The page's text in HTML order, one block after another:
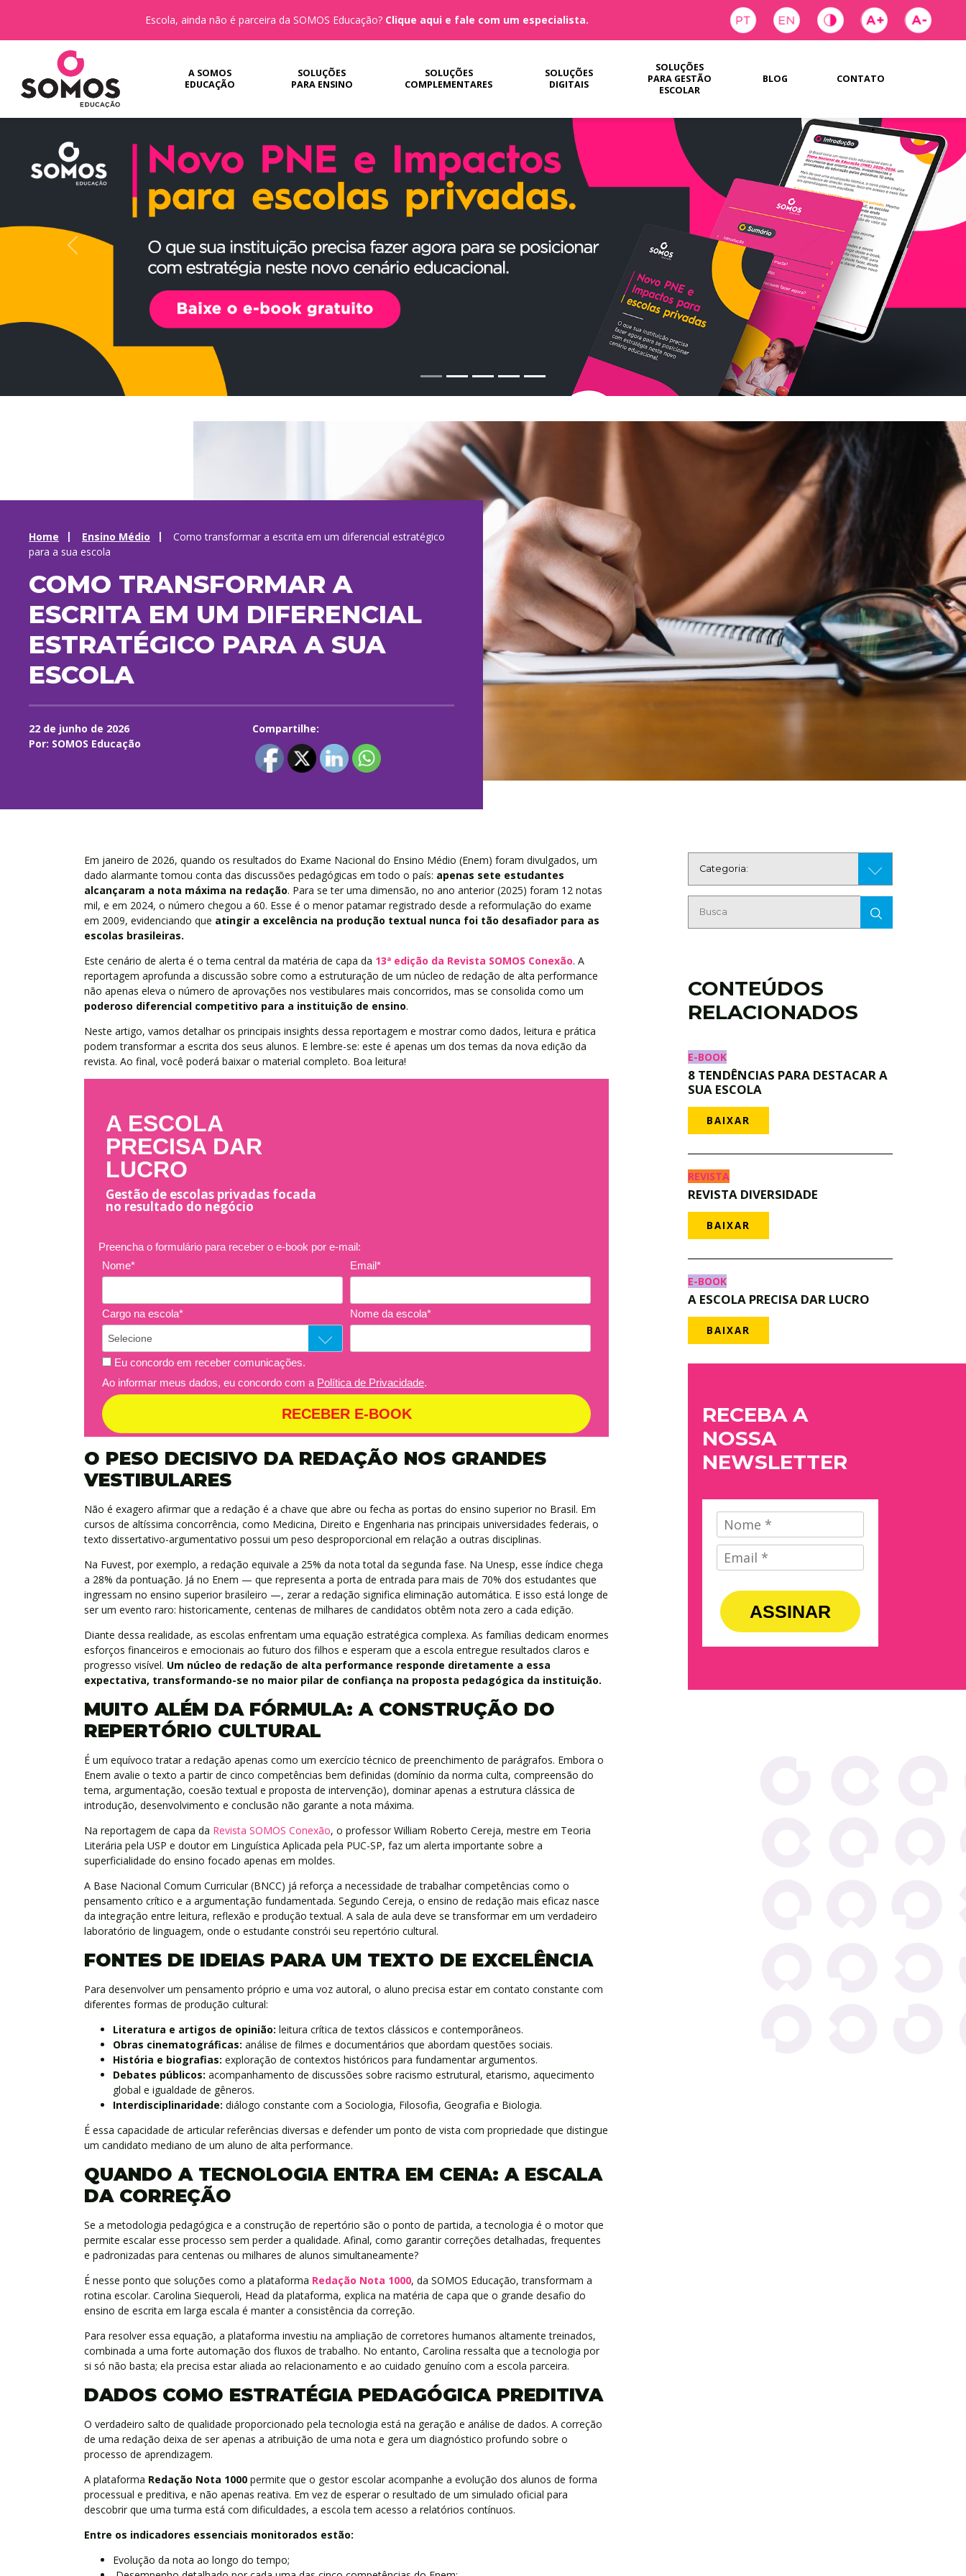
Escola, ainda não é parceira da SOMOS Educação? Clique aqui e fale com um especialista.
A SOMOS
EDUCAÇÃO
SOLUÇÕES
PARA ENSINO
SOLUÇÕES
COMPLEMENTARES
SOLUÇÕES
DIGITAIS
SOLUÇÕES
PARA GESTÃO
ESCOLAR
BLOG CONTATO
Home Ensino Médio
Como transformar a escrita em um diferencial estratégico
para a sua escola
COMO TRANSFORMAR A
ESCRITA EM UM DIFERENCIAL
ESTRATÉGICO PARA A SUA
ESCOLA
22 de junho de 2026
Por: SOMOS Educação
Compartilhe:
Em janeiro de 2026, quando os resultados do Exame Nacional do Ensino Médio (Enem) foram divulgados, um
dado alarmante tomou conta das discussões pedagógicas em todo o país: apenas sete estudantes
alcançaram a nota máxima na redação. Para se ter uma dimensão, no ano anterior (2025) foram 12 notas
mil, e em 2024, o número chegou a 60. Esse é o menor patamar registrado desde a reformulação do exame
em 2009, evidenciando que atingir a excelência na produção textual nunca foi tão desafiador para as
escolas brasileiras.
Este cenário de alerta é o tema central da matéria de capa da 13ª edição da Revista SOMOS Conexão. A
reportagem aprofunda a discussão sobre como a estruturação de um núcleo de redação de alta performance
não apenas eleva o número de aprovações nos vestibulares mais concorridos, mas se consolida como um
poderoso diferencial competitivo para a instituição de ensino.
Neste artigo, vamos detalhar os principais insights dessa reportagem e mostrar como dados, leitura e prática
podem transformar a escrita dos seus alunos. E lembre-se: este é apenas um dos temas da nova edição da
revista. Ao final, você poderá baixar o material completo. Boa leitura!
A ESCOLA
PRECISA DAR
LUCRO
Gestão de escolas privadas focada
no resultado do negócio
Preencha o formulário para receber o e-book por e-mail:
Nome*
Email*
Cargo na escola* Nome da escola*
Eu concordo em receber comunicações.
Ao informar meus dados, eu concordo com a Política de Privacidade.
RECEBER E-BOOK
O PESO DECISIVO DA REDAÇÃO NOS GRANDES
VESTIBULARES
Não é exagero afirmar que a redação é a chave que abre ou fecha as portas do ensino superior no Brasil. Em
cursos de altíssima concorrência, como Medicina, Direito e Engenharia nas principais universidades federais, o
texto dissertativo-argumentativo possui um peso desproporcional em relação a outras disciplinas.
Na Fuvest, por exemplo, a redação equivale a 25% da nota total da segunda fase. Na Unesp, esse índice chega
a 28% da pontuação. Já no Enem — que representa a porta de entrada para mais de 70% dos estudantes que
ingressam no ensino superior brasileiro —, zerar a redação significa eliminação automática. E isso está longe de
ser um evento raro: historicamente, centenas de milhares de candidatos obtêm nota zero a cada edição.
Diante dessa realidade, as escolas enfrentam uma equação estratégica complexa. As famílias dedicam enormes
esforços financeiros e emocionais ao futuro dos filhos e esperam que a escola entregue resultados claros e
progresso visível. Um núcleo de redação de alta performance responde diretamente a essa
expectativa, transformando-se no maior pilar de confiança na proposta pedagógica da instituição.
MUITO ALÉM DA FÓRMULA: A CONSTRUÇÃO DO
REPERTÓRIO CULTURAL
É um equívoco tratar a redação apenas como um exercício técnico de preenchimento de parágrafos. Embora o
Enem avalie o texto a partir de cinco competências bem definidas (domínio da norma culta, compreensão do
tema, argumentação, coesão textual e proposta de intervenção), dominar apenas a estrutura clássica de
introdução, desenvolvimento e conclusão não garante a nota máxima.
Na reportagem de capa da Revista SOMOS Conexão, o professor William Roberto Cereja, mestre em Teoria
Literária pela USP e doutor em Linguística Aplicada pela PUC-SP, faz um alerta importante sobre a
superficialidade do ensino focado apenas em moldes.
A Base Nacional Comum Curricular (BNCC) já reforça a necessidade de trabalhar competências como o
pensamento crítico e a argumentação fundamentada. Segundo Cereja, o ensino de redação mais eficaz nasce
da integração entre leitura, reflexão e produção textual. A sala de aula deve se transformar em um verdadeiro
laboratório de linguagem, onde o estudante constrói seu repertório cultural.
FONTES DE IDEIAS PARA UM TEXTO DE EXCELÊNCIA
Para desenvolver um pensamento próprio e uma voz autoral, o aluno precisa estar em contato constante com
diferentes formas de produção cultural:
Literatura e artigos de opinião: leitura crítica de textos clássicos e contemporâneos.
Obras cinematográficas: análise de filmes e documentários que abordam questões sociais.
História e biografias: exploração de contextos históricos para fundamentar argumentos.
Debates públicos: acompanhamento de discussões sobre racismo estrutural, etarismo, aquecimento
global e igualdade de gêneros.
Interdisciplinaridade: diálogo constante com a Sociologia, Filosofia, Geografia e Biologia.
É essa capacidade de articular referências diversas e defender um ponto de vista com propriedade que distingue
um candidato mediano de um aluno de alta performance.
QUANDO A TECNOLOGIA ENTRA EM CENA: A ESCALA
DA CORREÇÃO
Se a metodologia pedagógica e a construção de repertório são o ponto de partida, a tecnologia é o motor que
permite escalar esse processo sem perder a qualidade. Afinal, como garantir correções detalhadas, frequentes
e padronizadas para centenas ou milhares de alunos simultaneamente?
É nesse ponto que soluções como a plataforma Redação Nota 1000, da SOMOS Educação, transformam a
rotina escolar. Carolina Siequeroli, Head da plataforma, explica na matéria de capa que o grande desafio do
ensino de escrita em larga escala é manter a consistência da correção.
Para resolver essa equação, a plataforma investiu na ampliação de corretores humanos altamente treinados,
combinada a uma forte automação dos fluxos de trabalho. No entanto, Carolina ressalta que a tecnologia por
si só não basta; ela precisa estar aliada ao relacionamento e ao cuidado genuíno com a escola parceira.
DADOS COMO ESTRATÉGIA PEDAGÓGICA PREDITIVA
O verdadeiro salto de qualidade proporcionado pela tecnologia está na geração e análise de dados. A correção
de uma redação deixa de ser apenas a atribuição de uma nota e gera um diagnóstico profundo sobre o
processo de aprendizagem.
A plataforma Redação Nota 1000 permite que o gestor escolar acompanhe a evolução dos alunos de forma
processual e preditiva, e não apenas reativa. Em vez de esperar o resultado de um simulado oficial para
descobrir que uma turma está com dificuldades, a escola tem acesso a relatórios contínuos.
Entre os indicadores essenciais monitorados estão:
Evolução da nota ao longo do tempo;
CONTEÚDOS
RELACIONADOS
E-BOOK
8 TENDÊNCIAS PARA DESTACAR A
SUA ESCOLA
BAIXAR
REVISTA
REVISTA DIVERSIDADE
BAIXAR
E-BOOK
A ESCOLA PRECISA DAR LUCRO
BAIXAR
RECEBA A
NOSSA
NEWSLETTER
ASSINAR